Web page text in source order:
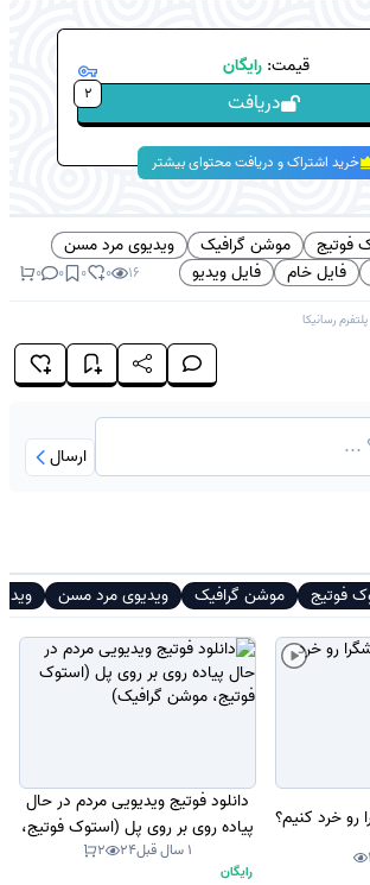
قیمت: رایگان
دریافت 2
خرید اشتراک و دریافت محتوای بیشتر
فوتیج موشن گرافیک
ویدیوی مرد مسن
فایل خام فایل ویدیو 16
0
0
0
0
رسانیکا
ارسال
فوتیج موشن گرافیک ویدیوی مرد مسن
رو خرد کنیم؟
دانلود فوتیج ویدیویی مردم در حال
پیاده روی بر روی پل (استوک فوتیج،
موشن گرافیک) 1 سال قبل 24
2
رایگان